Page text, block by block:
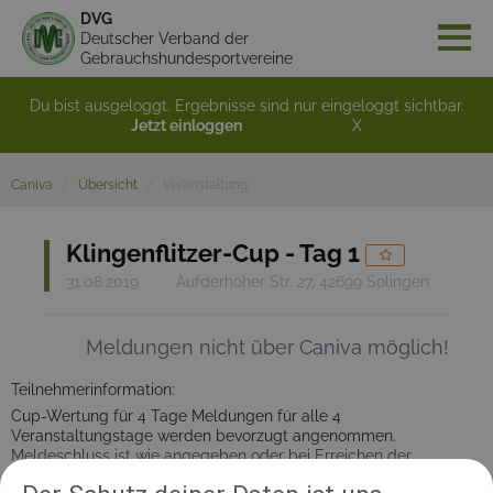
DVG
Deutscher Verband der
Gebrauchshundesportvereine
Du bist ausgeloggt. Ergebnisse sind nur eingeloggt sichtbar.
Jetzt einloggen
X
Caniva Übersicht
Klingenflitzer-Cup - Tag 1
31.08.2019 Aufderhöher Str. 27, 42699 Solingen
Meldungen nicht über Caniva möglich!
Teilnehmerinformation:
Cup-Wertung für 4 Tage Meldungen für alle 4
Veranstaltungstage werden bevorzugt angenommen.
Meldeschluss ist wie angegeben oder bei Erreichen der